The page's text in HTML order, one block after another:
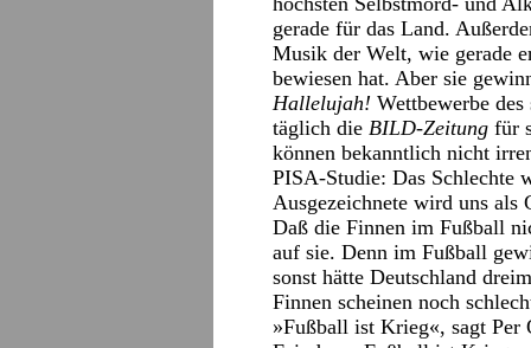
gerade für das Land.
Musik der Welt, wie gerade
bewiesen hat. Aber sie
Hallelujah! Wettbewerbe
täglich die BILD-Zeitung für
können bekanntlich nicht
PISA-Studie: Das Schlechte
Ausgezeichnete wird uns als
Daß die Finnen im Fußball
auf sie. Denn im Fußball
sonst hätte Deutschland
Finnen scheinen noch
»Fußball ist Krieg«, sagt Per